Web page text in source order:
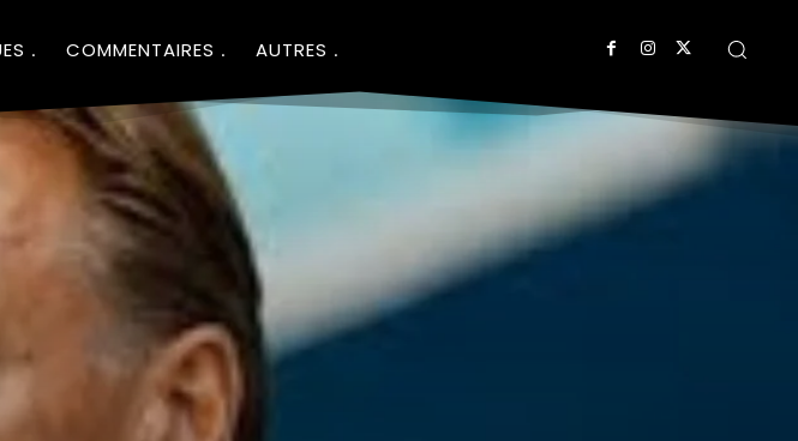
COMMENTAIRES AUTRES